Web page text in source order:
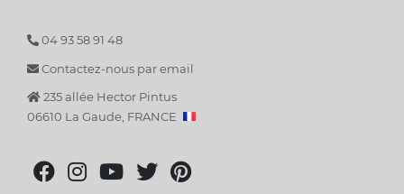
04 93 58 91 48
Contactez-nous par email
235 allée Hector Pintus
06610 La Gaude, FRANCE